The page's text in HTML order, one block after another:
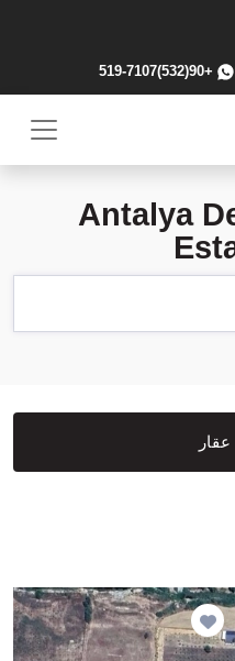
+90(532)519-7107
Antalya